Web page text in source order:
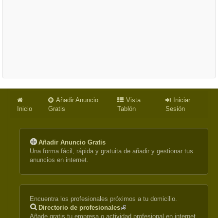
Inicio
Añadir Anuncio
Gratis
Vista
Tablón
Iniciar
Sesión
Añadir Anuncio Gratis
Una forma fácil, rápida y gratuita de añadir y gestionar tus
anuncios en internet.
Encuentra los profesionales próximos a tu domicilio.
Directorio de profesionales(link
is
Añade gratis tu empresa o actividad profesional en internet.